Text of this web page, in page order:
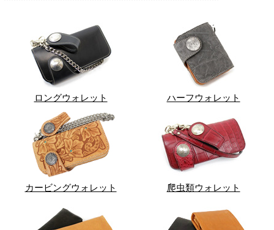
ロングウォレット ハーフウォレット
カービングウォレット 爬虫類ウォレット